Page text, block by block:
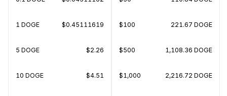
1 DOGE $0.45111619
5 DOGE $2.26
10 DOGE $4.51
$100 221.67 DOGE
$500 1,108.36 DOGE
$1,000 2,216.72 DOGE